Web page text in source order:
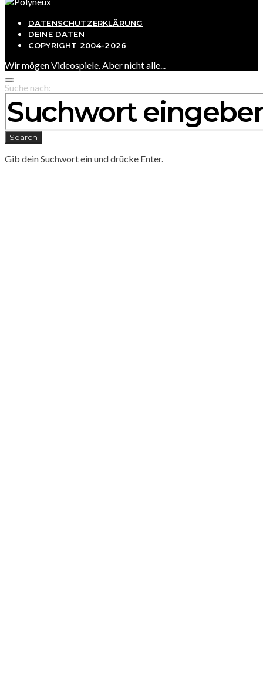
DATENSCHUTZERKLÄRUNG
DEINE DATEN
COPYRIGHT 2004-2026
Wir mögen Videospiele. Aber nicht alle...
Suche nach:
Search
Gib dein Suchwort ein und drücke Enter.